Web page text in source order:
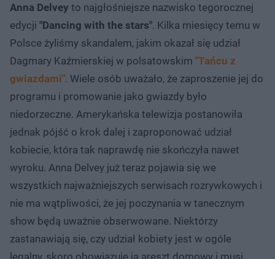
Anna Delvey to najgłośniejsze nazwisko tegorocznej
edycji "Dancing with the stars". Kilka miesięcy temu w
Polsce żyliśmy skandalem, jakim okazał się udział
Dagmary Kaźmierskiej w polsatowskim "Tańcu z
gwiazdami". Wiele osób uważało, że zaproszenie jej do
programu i promowanie jako gwiazdy było
niedorzeczne. Amerykańska telewizja postanowiła
jednak pójść o krok dalej i zaproponować udział
kobiecie, która tak naprawdę nie skończyła nawet
wyroku. Anna Delvey już teraz pojawia się we
wszystkich najważniejszych serwisach rozrywkowych i
nie ma wątpliwości, że jej poczynania w tanecznym
show będą uważnie obserwowane. Niektórzy
zastanawiają się, czy udział kobiety jest w ogóle
legalny, skoro obowiązuje ją areszt domowy i musi